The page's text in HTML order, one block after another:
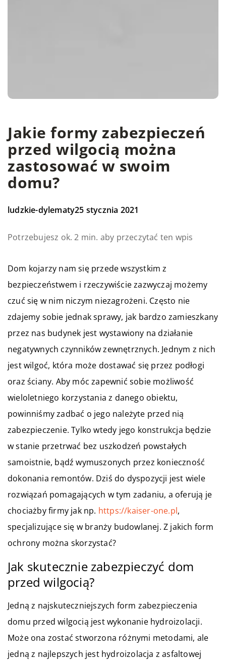
Jakie formy zabezpieczeń
przed wilgocią można
zastosować w swoim
domu?
ludzkie-dylematy25 stycznia 2021
Potrzebujesz ok. 2 min. aby przeczytać ten wpis
Dom kojarzy nam się przede wszystkim z
bezpieczeństwem i rzeczywiście zazwyczaj możemy
czuć się w nim niczym niezagrożeni. Często nie
zdajemy sobie jednak sprawy, jak bardzo zamieszkany
przez nas budynek jest wystawiony na działanie
negatywnych czynników zewnętrznych. Jednym z nich
jest wilgoć, która może dostawać się przez podłogi
oraz ściany. Aby móc zapewnić sobie możliwość
wieloletniego korzystania z danego obiektu,
powinniśmy zadbać o jego należyte przed nią
zabezpieczenie. Tylko wtedy jego konstrukcja będzie
w stanie przetrwać bez uszkodzeń powstałych
samoistnie, bądź wymuszonych przez konieczność
dokonania remontów. Dziś do dyspozycji jest wiele
rozwiązań pomagających w tym zadaniu, a oferują je
chociażby firmy jak np. https://kaiser-one.pl,
specjalizujące się w branży budowlanej. Z jakich form
ochrony można skorzystać?
Jak skutecznie zabezpieczyć dom
przed wilgocią?
Jedną z najskuteczniejszych form zabezpieczenia
domu przed wilgocią jest wykonanie hydroizolacji.
Może ona zostać stworzona różnymi metodami, ale
jedną z najlepszych jest hydroizolacja z asfaltowej